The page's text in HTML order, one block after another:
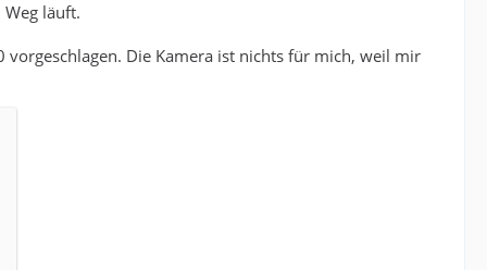
läuft.
Die Kamera ist nichts für mich, weil mir